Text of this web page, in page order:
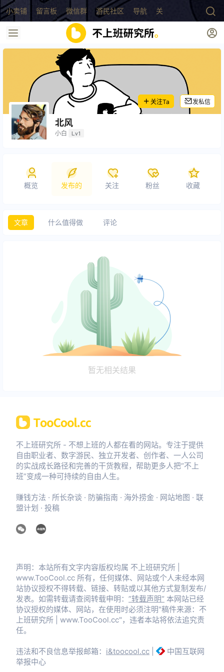
小卖铺 留言板 微信群 游民社区 导航 关于
北风
小白 Lv1
关注Ta 发私信
概览 发布的 关注 粉丝 收藏
文章 什么值得做 评论
暂无相关结果
不上班研究所 - 不想上班的人都在看的网站。专注于提供
自由职业者、数字游民、独立开发者、创作者、一人公司
的实战成长路径和完善的干货教程，帮助更多人把“不上
班”变成一种可持续的自由人生。
赚钱方法 · 所长杂谈 · 防骗指南 · 海外捞金 · 网站地图 · 联
盟计划 · 投稿
声明：本站所有文字内容版权均属 不上班研究所 |
www.TooCool.cc 所有，任何媒体、网站或个人未经本网
站协议授权不得转载、链接、转贴或以其他方式复制发布/
发表。如需转载请查阅转载申明： ”转载声明“ 本网站已经
协议授权的媒体、网站，在使用时必须注明"稿件来源：不
上班研究所 | www.TooCool.cc"，违者本站将依法追究责
任。
违法和不良信息举报邮箱： i&toocool.cc
中国互联网
举报中心